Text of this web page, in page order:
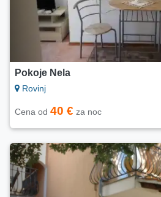
Pokoje Nela
Rovinj
Cena od 40 € za noc